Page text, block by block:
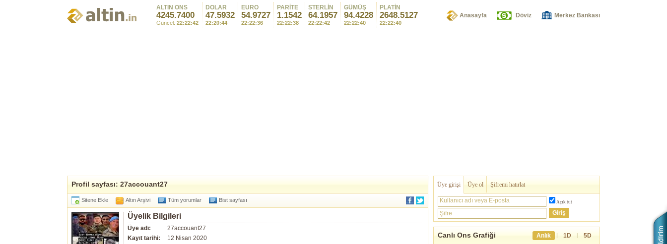
ALTIN ONS
4245.7400
Güncel: 22:22:42
DOLAR
47.5932
22:20:44
EURO
54.9727
22:22:36
PARİTE
1.1542
22:22:38
STERLİN
64.1957
22:22:42
GÜMÜŞ
94.4228
22:22:40
PLATİN
2648.5127
22:22:40
Anasayfa Döviz Merkez Bankası
Profil sayfası: 27accouant27
Sitene Ekle Altın Arşivi Tüm yorumlar Bist sayfası
Üyelik Bilgileri
Üye adı:
27accouant27
Kayıt tarihi:
12 Nisan 2020
Üye girişi Üye ol Şifremi hatırlat
Kullanıcı adı veya E-posta Açık tut
Şifre
Canlı Ons Grafiği Anlık | 1D | 5D